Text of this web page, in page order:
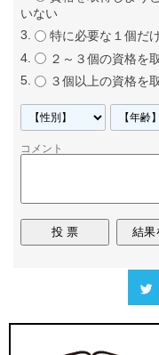
いない
特に必要な１個だ
２～３個の資格を
３個以上の資格を
コメント